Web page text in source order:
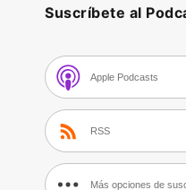
Suscríbete al
Apple Podcasts
RSS
Más opciones de